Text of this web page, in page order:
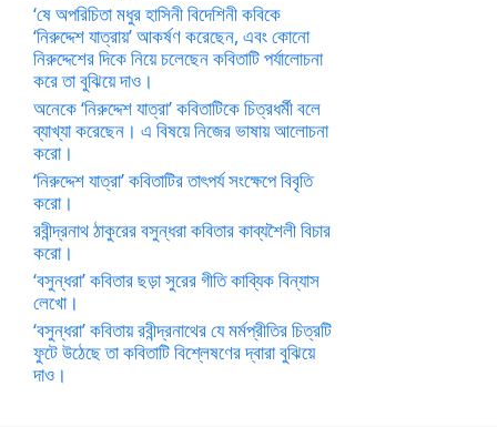
‘ষে অপরিচিতা মধুর হাসিনী বিদেশিনী কবিকে
‘নিরুদ্দেশ যাত্রায়’ আকর্ষণ করেছেন, এবং কোনো
নিরুদ্দেশের দিকে নিয়ে চলেছেন কবিতাটি পর্যালোচনা
করে তা বুঝিয়ে দাও।
অনেকে ‘নিরুদ্দেশ যাত্রা’ কবিতাটিকে চিত্রধর্মী বলে
ব্যাখ্যা করেছেন। এ বিষয়ে নিজের ভাষায় আলোচনা
করো।
‘নিরুদ্দেশ যাত্রা’ কবিতাটির তাৎপর্য সংক্ষেপে বিবৃতি
করো।
রবীন্দ্রনাথ ঠাকুরের বসুন্ধরা কবিতার কাব্যশৈলী বিচার
করো।
‘বসুন্ধরা’ কবিতার ছড়া সুরের গীতি কাব্যিক বিন্যাস
লেখো।
‘বসুন্ধরা’ কবিতায় রবীন্দ্রনাথের যে মর্মপ্রীতির চিত্রটি
ফুটে উঠেছে তা কবিতাটি বিশ্লেষণের দ্বারা বুঝিয়ে
দাও।